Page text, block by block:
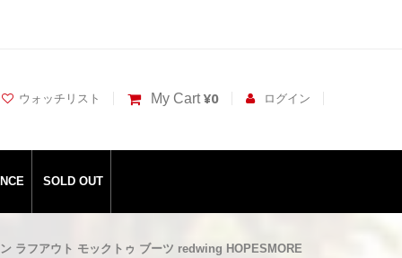
ウォッチリスト My Cart ¥0 ログイン
SOLD OUT
ラフアウト モックトゥ ブーツ redwing HOPESMORE